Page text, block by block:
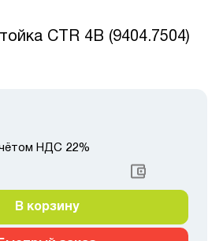
CTR 4B (9404.7504)
НДС 22%
В корзину